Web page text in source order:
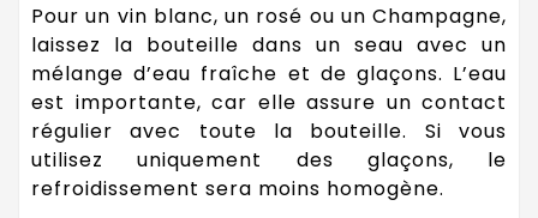
Pour un vin blanc, un rosé ou un Champagne,
laissez la bouteille dans un seau avec un
mélange d’eau fraîche et de glaçons. L’eau
est importante, car elle assure un contact
régulier avec toute la bouteille. Si vous
utilisez uniquement des glaçons, le
refroidissement sera moins homogène.